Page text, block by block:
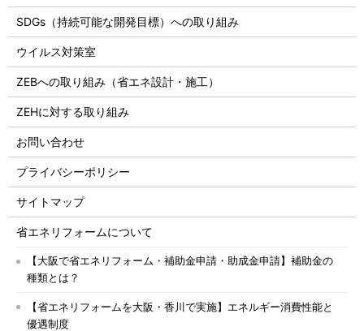
SDGs（持続可能な開発目標）への取り組み
ウイルス対策室
ZEBへの取り組み（省エネ設計・施工）
ZEHに対する取り組み
お問い合わせ
プライバシーポリシー
サイトマップ
省エネリフォームについて
【大阪で省エネリフォーム・補助金申請・助成金申請】補助金の
種類とは？
【省エネリフォームを大阪・香川で実施】エネルギー消費性能と
優遇制度